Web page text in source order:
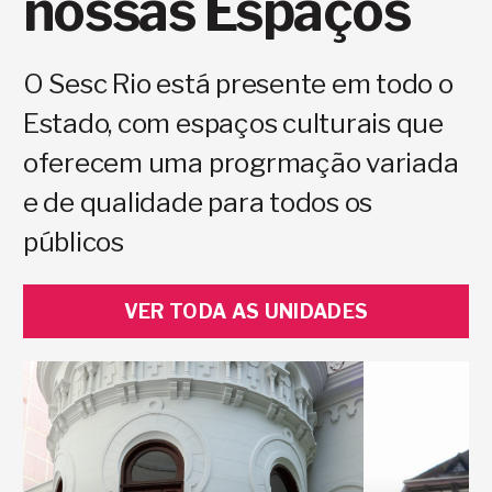
O Sesc Rio está presente em todo o
Estado, com espaços culturais que
oferecem uma progrmação variada
e de qualidade para todos os
públicos
VER TODA AS UNIDADES